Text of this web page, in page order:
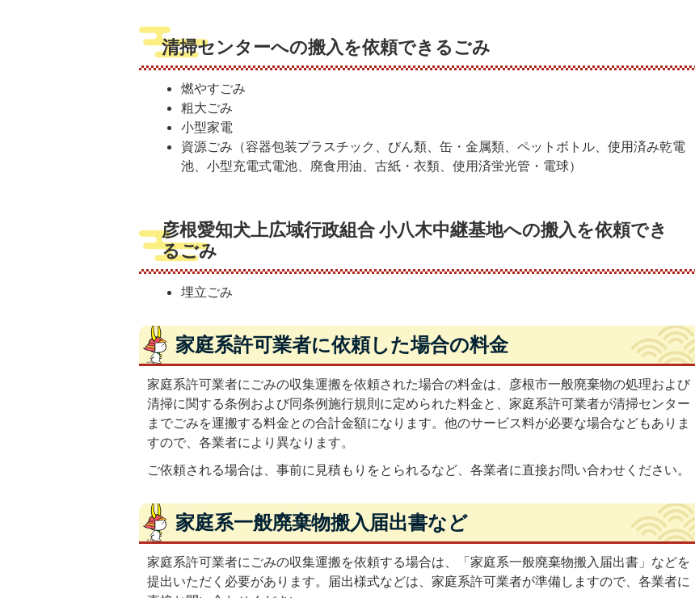
清掃センターへの搬入を依頼できるごみ
燃やすごみ
粗大ごみ
小型家電
資源ごみ（容器包装プラスチック、びん類、缶・金属類、ペットボトル、使用済み乾電
池、小型充電式電池、廃食用油、古紙・衣類、使用済蛍光管・電球）
彦根愛知犬上広域行政組合 小八木中継基地への搬入を依頼でき
るごみ
埋立ごみ
家庭系許可業者に依頼した場合の料金
家庭系許可業者にごみの収集運搬を依頼された場合の料金は、彦根市一般廃棄物の処理および
清掃に関する条例および同条例施行規則に定められた料金と、家庭系許可業者が清掃センター
までごみを運搬する料金との合計金額になります。他のサービス料が必要な場合などもありま
すので、各業者により異なります。
ご依頼される場合は、事前に見積もりをとられるなど、各業者に直接お問い合わせください。
家庭系一般廃棄物搬入届出書など
家庭系許可業者にごみの収集運搬を依頼する場合は、「家庭系一般廃棄物搬入届出書」などを
提出いただく必要があります。届出様式などは、家庭系許可業者が準備しますので、各業者に